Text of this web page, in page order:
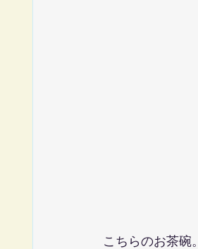
こちらのお茶碗。